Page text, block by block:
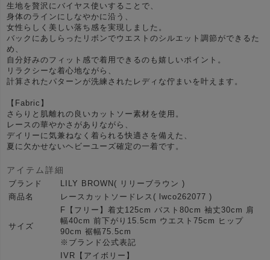
生地を贅沢にバイヤス使いすることで、
身体のラインにしなやかに沿う、
女性らしく美しい落ち感を実現しました。
バックにあしらったリボンでウエストのシルエット調節ができるた
め、
自分好みのフィット感で着用できるのも嬉しいポイント。
リラクシーな着心地ながら、
計算されたパターンが洗練されたレディな佇まいを叶えます。
【Fabric】
さらりと肌離れの良いカットソー素材を使用。
レースの華やかさがありながら、
デイリーに気兼ねなく着られる快適さを備えた、
夏に欠かせないヘビーユーズ確定の一着です。
アイテム詳細
ブランド
LILY BROWN( リリーブラウン )
商品名
レースカットソードレス( lwco262077 )
サイズ
F【フリー】着丈125cm バスト80cm 袖丈30cm 肩
幅40cm 前下がり15.5cm ウエスト75cm ヒップ
90cm 裾幅75.5cm
※ブランド公式表記
IVR【アイボリー】